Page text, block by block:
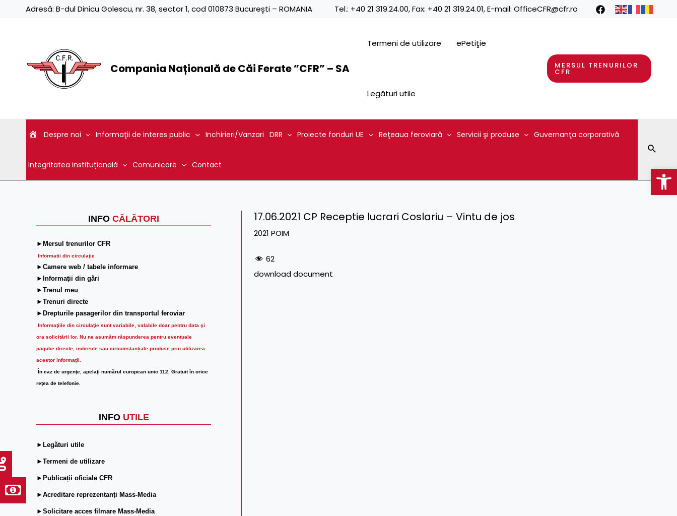
Adresă: B-dul Dinicu Golescu, nr. 38, sector 1, cod 010873 București – ROMANIA Tel.: +40 21 319.24.00, Fax: +40 21 319.24.01, E-mail: OfficeCFR@cfr.ro
Compania Națională de Căi Ferate ”CFR” – SA
Termeni de utilizare ePetiţie
Legături utile
MERSUL TRENURILOR
CFR
Despre noi Informaţii de interes public Inchirieri/Vanzari DRR Proiecte fonduri UE Reţeaua feroviară Servicii şi produse Guvernanţa corporativă
Integritatea instituțională Comunicare Contact
INFO CĂLĂTORI
►Mersul trenurilor CFR
Informatii din circulaţie
►Camere web / tabele informare
►Informaţii din gări
►Trenul meu
►Trenuri directe
►Drepturile pasagerilor din transportul feroviar
Informaţiile din circulaţie sunt variabile, valabile doar pentru data şi
ora solicitării lor. Nu ne asumăm răspunderea pentru eventuale
pagube directe, indirecte sau circumstanțiale produse prin utilizarea
acestor informații.
În caz de urgenţe, apelaţi numărul european unic 112. Gratuit în orice
reţea de telefonie.
INFO UTILE
►Legături utile
►Termeni de utilizare
►Publicații oficiale CFR
►Acreditare reprezentanți Mass-Media
►Solicitare acces filmare Mass-Media
17.06.2021 CP Receptie lucrari Coslariu – Vintu de jos
2021 POIM
62
download document